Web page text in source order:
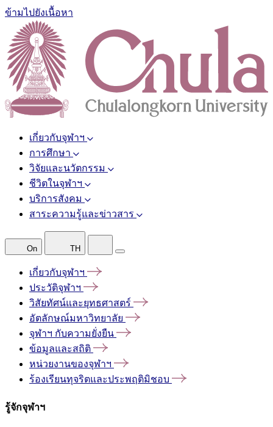
ข้ามไปยังเนื้อหา
เกี่ยวกับจุฬาฯ
การศึกษา
วิจัยและนวัตกรรม
ชีวิตในจุฬาฯ
บริการสังคม
สาระความรู้และข่าวสาร
On TH
เกี่ยวกับจุฬาฯ
ประวัติจุฬาฯ
วิสัยทัศน์และยุทธศาสตร์
อัตลักษณ์มหาวิทยาลัย
จุฬาฯ กับความยั่งยืน
ข้อมูลและสถิติ
หน่วยงานของจุฬาฯ
ร้องเรียนทุจริตและประพฤติมิชอบ
รู้จักจุฬาฯ